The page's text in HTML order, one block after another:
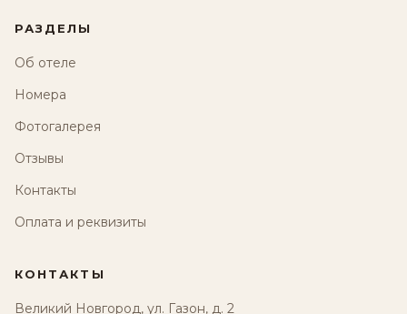
РАЗДЕЛЫ
Об отеле
Номера
Фотогалерея
Отзывы
Контакты
Оплата и реквизиты
КОНТАКТЫ
Великий Новгород, ул. Газон, д. 2